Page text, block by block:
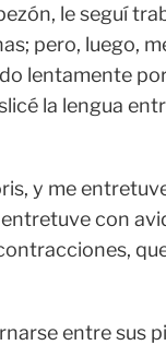
le seguí
pero, luego,
lentamente
la lengua
y me
con
entre sus